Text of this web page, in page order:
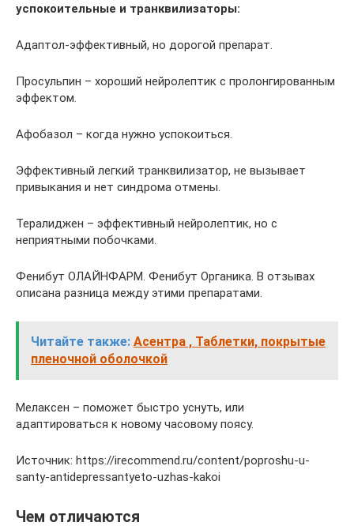
успокоительные и транквилизаторы:
Адаптол-эффективный, но дорогой препарат.
Просульпин – хороший нейролептик с пролонгированным
эффектом.
Афобазол – когда нужно успокоиться.
Эффективный легкий транквилизатор, не вызывает
привыкания и нет синдрома отмены.
Тералиджен – эффективный нейролептик, но с
неприятными побочками.
Фенибут ОЛАЙНФАРМ. Фенибут Органика. В отзывах
описана разница между этими препаратами.
Читайте также: Асентра , Таблетки, покрытые
пленочной оболочкой
Мелаксен – поможет быстро уснуть, или
адаптироваться к новому часовому поясу.
Источник: https://irecommend.ru/content/poproshu-u-
santy-antidepressantyeto-uzhas-kakoi
Чем отличаются